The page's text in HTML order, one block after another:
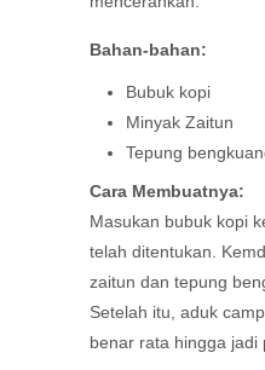
Bahan-bahan:
Bubuk kopi
Minyak Zaitun
Tepung
Cara Membuatnya:
Masukan bubuk kopi
telah ditentukan.
zaitun dan tepung
Setelah itu, aduk
benar rata hingga jadi